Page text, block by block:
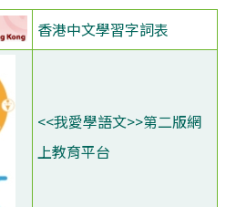
香港中文學習字詞表
<<我愛學語文>>第二版網
上教育平台